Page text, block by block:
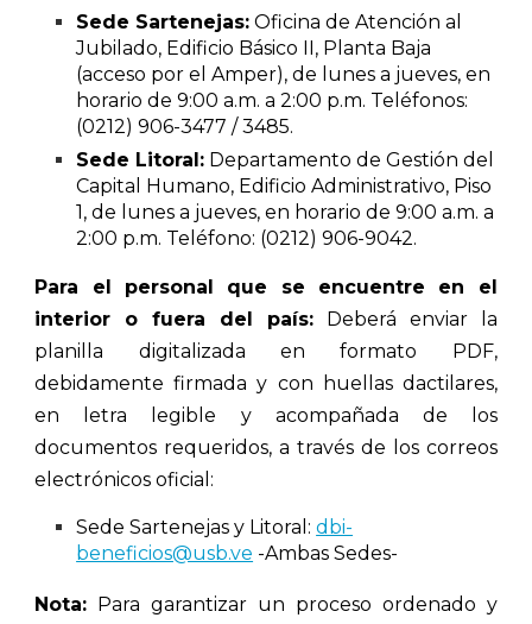
Sede Sartenejas: Oficina de Atención al
Jubilado, Edificio Básico II, Planta Baja
(acceso por el Amper), de lunes a jueves, en
horario de 9:00 a.m. a 2:00 p.m. Teléfonos:
(0212) 906-3477 / 3485.
Sede Litoral: Departamento de Gestión del
Capital Humano, Edificio Administrativo, Piso
1, de lunes a jueves, en horario de 9:00 a.m. a
2:00 p.m. Teléfono: (0212) 906-9042.
Para el personal que se encuentre en el
interior o fuera del país:Deberá enviar la
planilla digitalizada en formato PDF,
debidamente firmada y con huellas dactilares,
en letra legible y acompañada de los
documentos requeridos, a través de los correos
electrónicos oficial:
Sede Sartenejas y Litoral:dbi-
beneficios@usb.ve -Ambas Sedes-
Nota: Para garantizar un proceso ordenado y